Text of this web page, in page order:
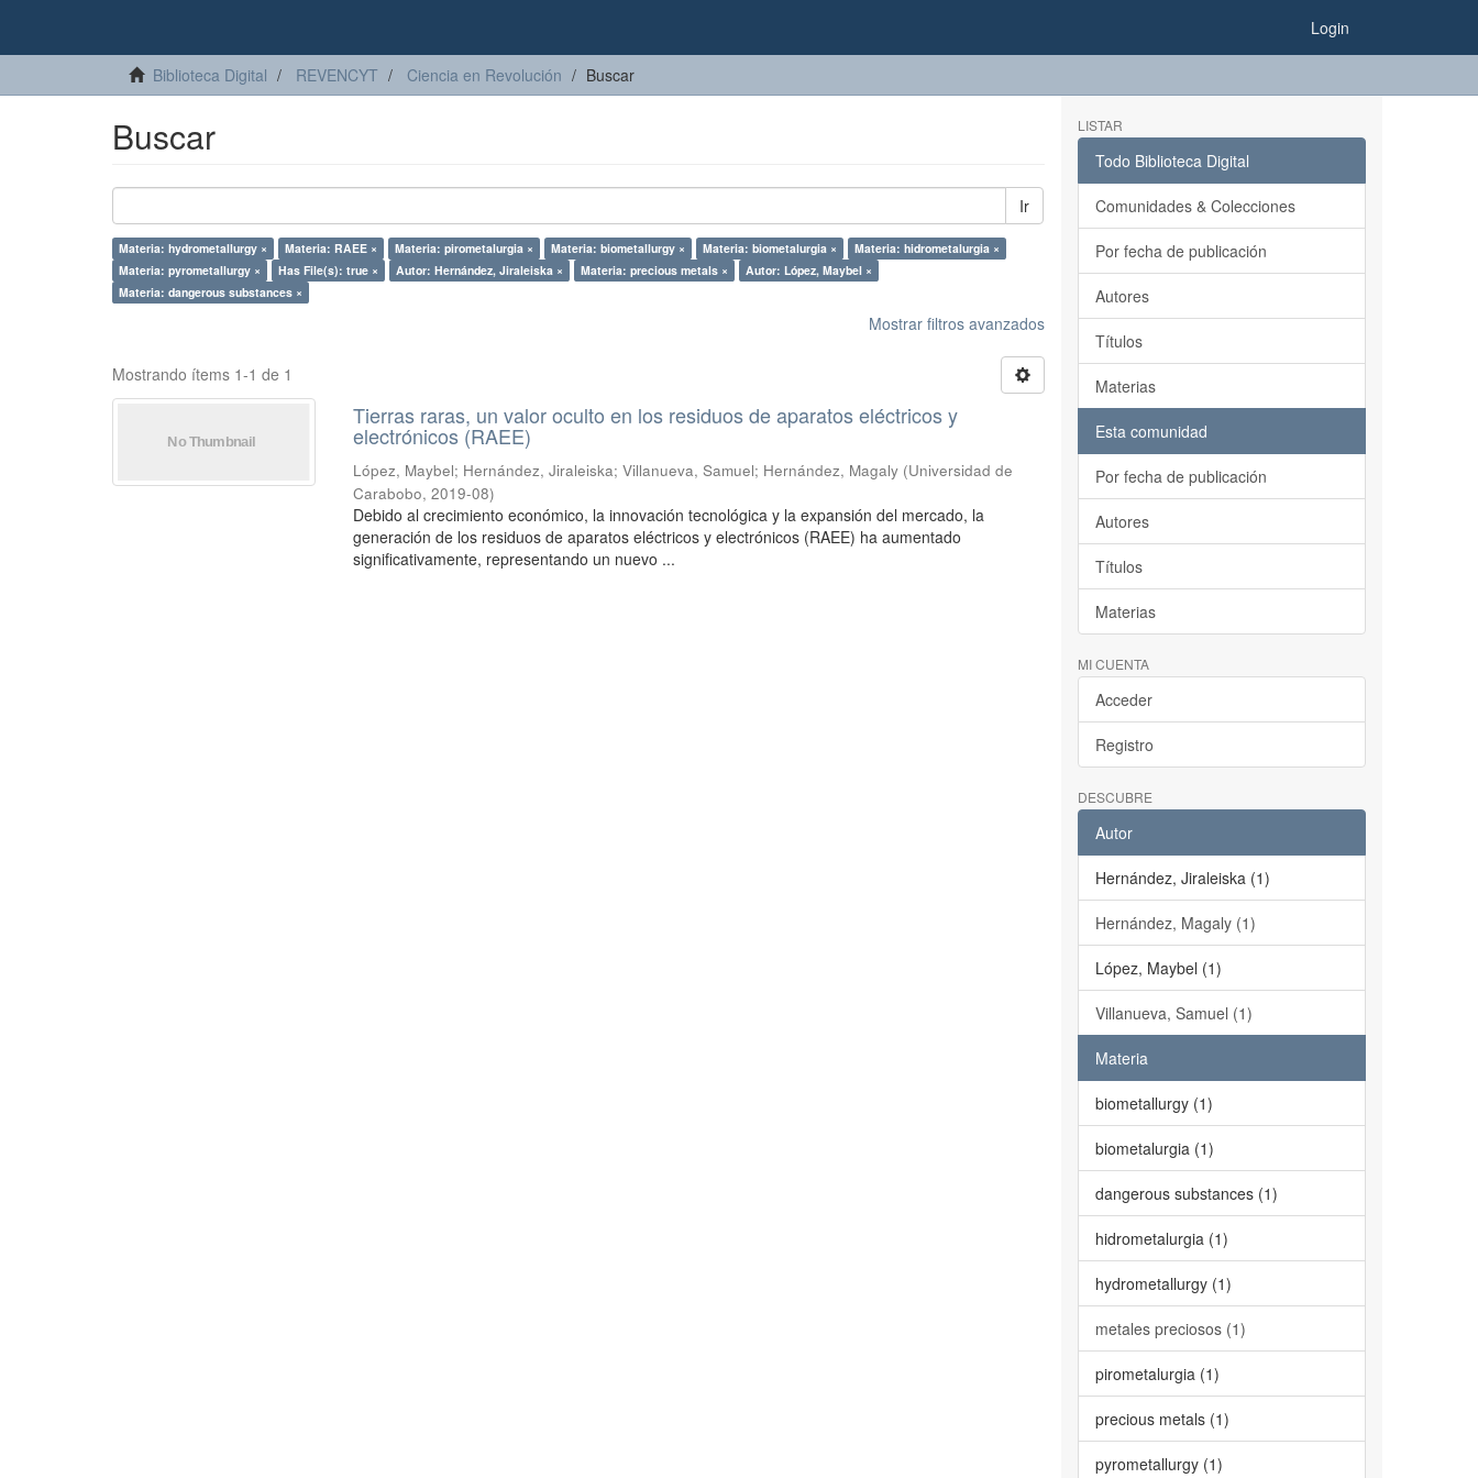
Login
Biblioteca Digital REVENCYT Ciencia en Revolución Buscar
Buscar
Ir
Materia: hydrometallurgy × Materia: RAEE × Materia: pirometalurgia × Materia: biometallurgy × Materia: biometalurgia ×
Materia: hidrometalurgia ×
Materia: pyrometallurgy ×
Has File(s): true × Autor: Hernández, Jiraleiska × Materia: precious metals ×
Autor: López, Maybel ×
Materia: dangerous substances ×
Mostrar filtros avanzados
Mostrando ítems 1-1 de 1
Tierras raras, un valor oculto en los residuos de aparatos eléctricos y
electrónicos (RAEE)
López, Maybel; Hernández, Jiraleiska;Villanueva, Samuel; Hernández, Magaly (Universidad de
Carabobo,2019-08)
Debido al crecimiento económico, la innovación tecnológica y la expansión del mercado, la
generación de los residuos de aparatos eléctricos y electrónicos (RAEE) ha aumentado
significativamente, representando un nuevo ...
LISTAR
Todo Biblioteca Digital
Comunidades & Colecciones
Por fecha de publicación
Autores
Títulos
Materias
Esta comunidad
Por fecha de publicación
Autores
Títulos
Materias
MI CUENTA
Acceder
Registro
DESCUBRE
Autor
Hernández, Jiraleiska (1)
Hernández, Magaly (1)
López, Maybel (1)
Villanueva, Samuel (1)
Materia
biometallurgy (1)
biometalurgia (1)
dangerous substances (1)
hidrometalurgia (1)
hydrometallurgy (1)
metales preciosos (1)
pirometalurgia (1)
precious metals (1)
pyrometallurgy (1)